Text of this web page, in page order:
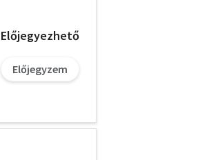
Előjegyezhető
Előjegyzem